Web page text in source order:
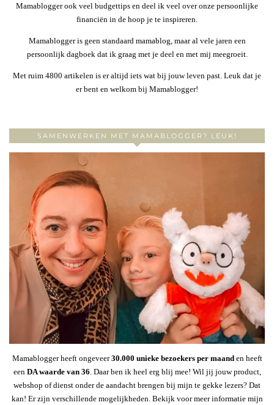
Mamablogger ook veel budgettips en deel ik veel over onze persoonlijke
financiën in de hoop je te inspireren.
Mamablogger is geen standaard mamablog, maar al vele jaren een
persoonlijk dagboek dat ik graag met je deel en met mij meegroeit.
Met ruim 4800 artikelen is er altijd iets wat bij jouw leven past. Leuk dat je
er bent en welkom bij Mamablogger!
SAMENWERKEN MET MAMABLOGGER? LEUK!
Mamablogger heeft ongeveer30.000 unieke bezoekers per maanden heeft
een DA waarde van 36. Daar ben ik heel erg blij mee! Wil jij jouw product,
webshop of dienst onder de aandacht brengen bij mijn te gekke lezers? Dat
kan! Er zijn verschillende mogelijkheden. Bekijk voor meer informatie mijn